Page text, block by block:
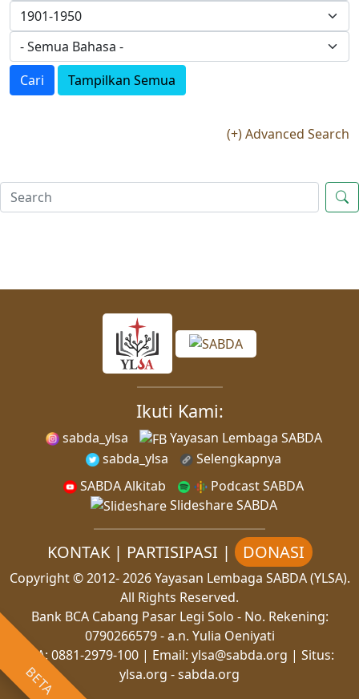
BETA
Cari Tampilkan Semua
(+) Advanced Search
Ikuti Kami:
sabda_ylsa
Yayasan Lembaga SABDA
sabda_ylsa
Selengkapnya
SABDA Alkitab
Podcast SABDA
Slideshare SABDA
KONTAK| PARTISIPASI | DONASI
Copyright© 2012-2026Yayasan Lembaga SABDA (YLSA).
All Rights Reserved.
Bank BCA Cabang Pasar Legi Solo - No. Rekening:
0790266579 - a.n. Yulia Oeniyati
WA:0881-2979-100| Email: ylsa@sabda.org | Situs:
ylsa.org -sabda.org